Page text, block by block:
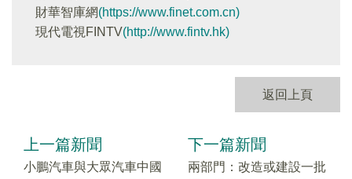
財華智庫網(https://www.finet.com.cn)
現代電視FINTV(http://www.fintv.hk)
返回上頁
上一篇新聞
小鵬汽車與大眾汽車中國
下一篇新聞
兩部門：改造或建設一批